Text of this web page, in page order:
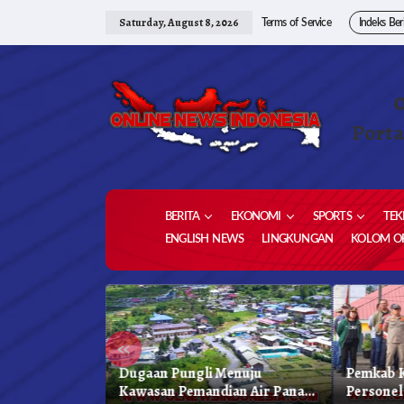
Saturday, August 8, 2026 Terms of Service Indeks
BERITA EKONOMI SPORTS
ENGLISH NEWS
LINGKUNGAN KOLOM
«
Dugaan Pungli Menuju
Kawasan Pemandian Air Panas
Pemkab